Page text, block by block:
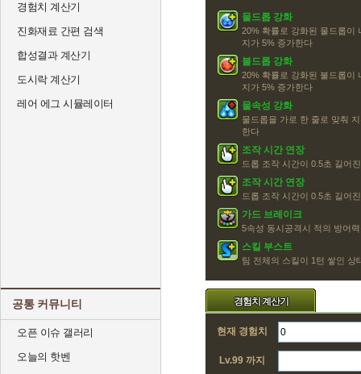
경험치 계산기
진화재료 간편 검색
합성결과 계산기
도시락 계산기
레어 에그 시뮬레이터
공통 커뮤니티
오픈 이슈 갤러리
오늘의 핫벤
물드롭 강화
20% 확률로 강화된 물드롭이
지가 5% 증가한다
불드롭 강화
20% 확률로 강화된 불드롭이
지가 5% 증가한다
물속성 강화
물드롭을 가로 한 줄로 맞춰
한다
조작 시간 연장
드롭 조작 시간이 0.5초 길어
조작 시간 연장
드롭 조작 시간이 0.5초 길어
가드 브레이크
5속성 동시공격시 적의 방어
스킬 부스트
팀 전체의 스킬이 1턴 쌓인 상
경험치 계산기
현재 경험치
Lv.99 까지